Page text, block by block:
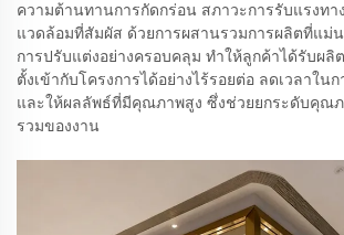
ความต้านทานการกัดกร่อน สภาวะการรับแรงท
แวดล้อมที่สัมผัส ด้วยการผสานรวมการผลิตที่แม่
การปรับแต่งอย่างครอบคลุม ทำให้ลูกค้าได้รับผ
ตั้งเข้ากับโครงการได้อย่างไร้รอยต่อ ลดเวลาใน
และให้ผลลัพธ์ที่มีคุณภาพสูง ซึ่งช่วยยกระดับคุณ
รวมของงาน